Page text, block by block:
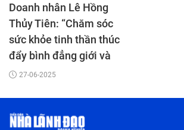
Doanh nhân Lê Hồng
Thủy Tiên: “Chăm sóc
sức khỏe tinh thần thúc
đẩy bình đẳng giới và
phát triển bền vững”
27-06-2025